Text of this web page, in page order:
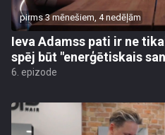
pirms 3 mēnešiem, 4 nedēļām
Ieva Adamss pati ir ne
spēj būt "enerģētiskais
6. epizode